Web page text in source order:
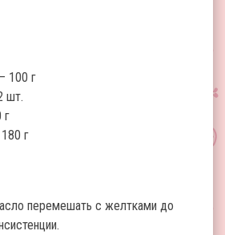
100 г
шт.
г
г
перемешать с желтками до